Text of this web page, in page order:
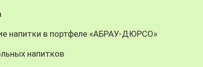
напитки в портфеле «АБРАУ-ДЮРСО»
напитков